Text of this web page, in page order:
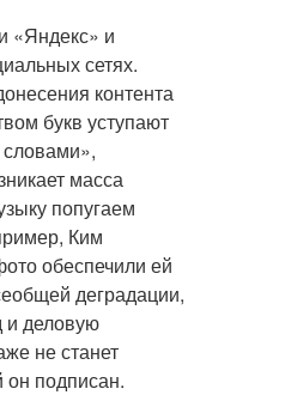
«Яндекс» и
сетях.
контента
букв уступают
масса
попугаем
Ким
обеспечили ей
деградации,
и деловую
не станет
он подписан.